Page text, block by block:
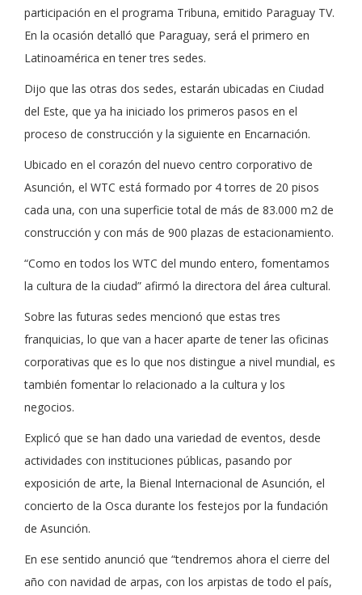
participación en el programa Tribuna, emitido Paraguay TV.
En la ocasión detalló que Paraguay, será el primero en
Latinoamérica en tener tres sedes.
Dijo que las otras dos sedes, estarán ubicadas en Ciudad
del Este, que ya ha iniciado los primeros pasos en el
proceso de construcción y la siguiente en Encarnación.
Ubicado en el corazón del nuevo centro corporativo de
Asunción, el WTC está formado por 4 torres de 20 pisos
cada una, con una superficie total de más de 83.000 m2 de
construcción y con más de 900 plazas de estacionamiento.
“Como en todos los WTC del mundo entero, fomentamos
la cultura de la ciudad” afirmó la directora del área cultural.
Sobre las futuras sedes mencionó que estas tres
franquicias, lo que van a hacer aparte de tener las oficinas
corporativas que es lo que nos distingue a nivel mundial, es
también fomentar lo relacionado a la cultura y los
negocios.
Explicó que se han dado una variedad de eventos, desde
actividades con instituciones públicas, pasando por
exposición de arte, la Bienal Internacional de Asunción, el
concierto de la Osca durante los festejos por la fundación
de Asunción.
En ese sentido anunció que “tendremos ahora el cierre del
año con navidad de arpas, con los arpistas de todo el país,